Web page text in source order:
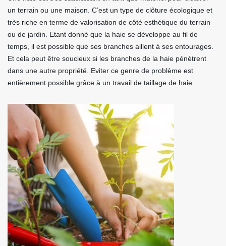
un terrain ou une maison. C’est un type de clôture écologique et
très riche en terme de valorisation de côté esthétique du terrain
ou de jardin. Etant donné que la haie se développe au fil de
temps, il est possible que ses branches aillent à ses entourages.
Et cela peut être soucieux si les branches de la haie pénètrent
dans une autre propriété. Eviter ce genre de problème est
entièrement possible grâce à un travail de taillage de haie.